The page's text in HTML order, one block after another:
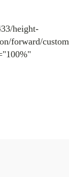
height-
forward/